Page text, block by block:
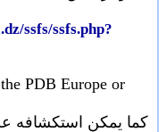
ssfs/ssfs.php?
PDB Europe or
كما يمكن استكشافه